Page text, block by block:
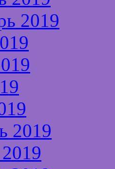
2019
2019